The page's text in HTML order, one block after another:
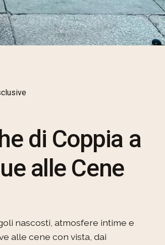
di Coppia a
alle Cene
nascosti, atmosfere intime e
alle cene con vista, dai